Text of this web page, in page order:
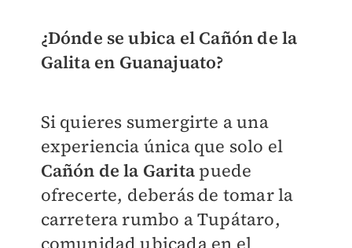
¿Dónde se ubica el Cañón de la
Galita en Guanajuato?
Si quieres sumergirte a una
experiencia única que solo el
Cañón de la Garita puede
ofrecerte, deberás de tomar la
carretera rumbo a Tupátaro,